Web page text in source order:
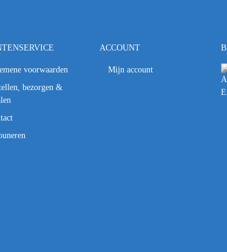
voorwaarden
bezorgen &
ACCOUNT
Mijn account